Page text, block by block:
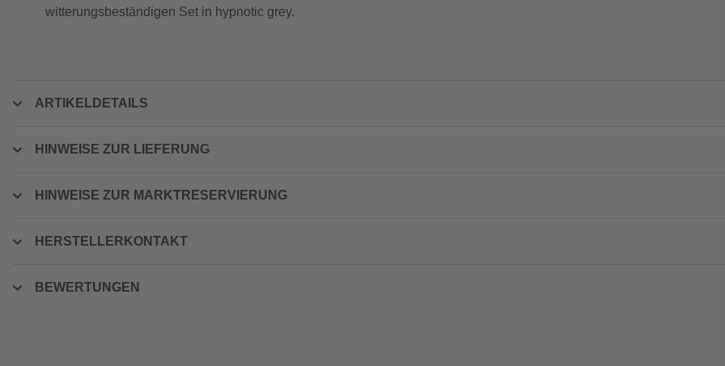
witterungsbeständigen Set in hypnotic grey.
ARTIKELDETAILS
HINWEISE ZUR LIEFERUNG
HINWEISE ZUR MARKTRESERVIERUNG
HERSTELLERKONTAKT
BEWERTUNGEN